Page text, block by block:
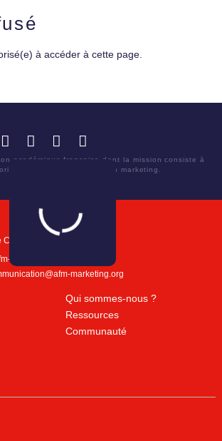
à accéder à cette page.
académique française dont la mission consiste à
le savoir scientifique en marketing.
marketing.org
marketing.org
Qui sommes-nous ?
Ressources
Communauté